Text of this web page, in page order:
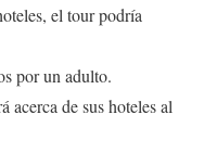
el tour podría
por un adulto.
acerca de sus hoteles al